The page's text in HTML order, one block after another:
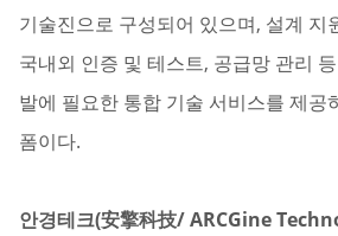
기술진으로 구성되어 있으며, 설계 지
국내외 인증 및 테스트, 공급망 관리
발에 필요한 통합 기술 서비스를 제공
폼이다.
안경테크(安擎科技/ ARCGine